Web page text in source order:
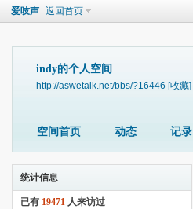
爱吱声 返回首页
indy的个人空间
http://aswetalk.net/bbs/?16446 [收藏]
空间首页 动态 记录
统计信息
已有 19471 人来访过